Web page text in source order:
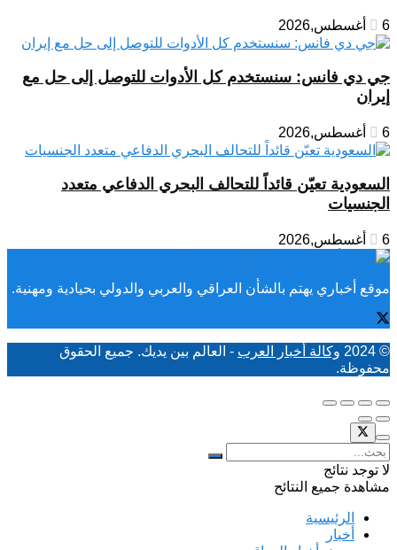
6 أغسطس,2026
جي دي فانس: سنستخدم كل الأدوات للتوصل إلى حل مع
إيران
6 أغسطس,2026
السعودية تعيّن قائداً للتحالف البحري الدفاعي متعدد
الجنسيات
6 أغسطس,2026
موقع أخباري يهتم بالشأن العراقي والعربي والدولي بحيادية ومهنية.
© 2024 وكالة أخبار العرب - العالم بين يديك. جميع الحقوق
محفوظة.
لا توجد نتائج
مشاهدة جميع النتائح
الرئيسية
أخبار